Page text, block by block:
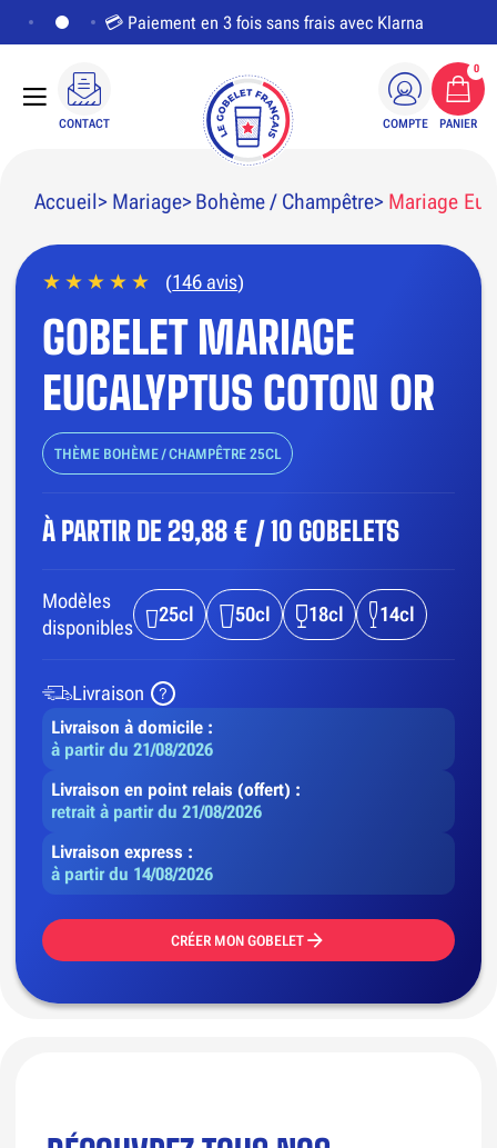
💳 Paiement en 3 fois sans frais avec Klarna
CONTACT COMPTE PANIER
0
Accueil Mariage Bohème / Champêtre Mariage
(146 avis)
GOBELET MARIAGE
EUCALYPTUS COTON OR
THÈME BOHÈME / CHAMPÊTRE 25CL
À PARTIR DE 29,88 € / 10 GOBELETS
Modèles
disponibles
25cl 50cl 18cl 14cl
Livraison
Livraison à domicile :
à partir du 21/08/2026
Livraison en point relais (offert) :
retrait à partir du 21/08/2026
Livraison express :
à partir du 14/08/2026
CRÉER MON GOBELET